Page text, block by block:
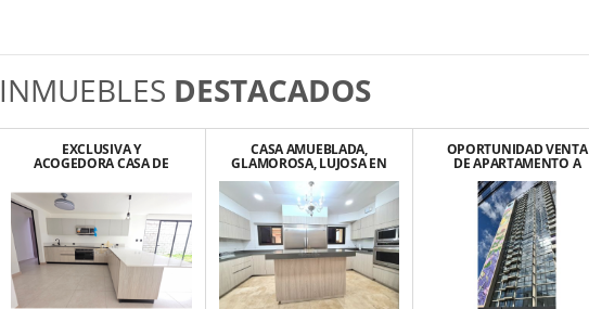
INMUEBLES DESTACADOS
EXCLUSIVA Y
ACOGEDORA CASA DE
LINDORA, SANTA ANA
CASA AMUEBLADA,
GLAMOROSA, LUJOSA EN
ALTOS DE LAS PALOMAS,
SANTA ANA.
OPORTUNIDAD VENTA
DE APARTAMENTO A
ESTRENAR COND. SKY
GARDEN SABANA